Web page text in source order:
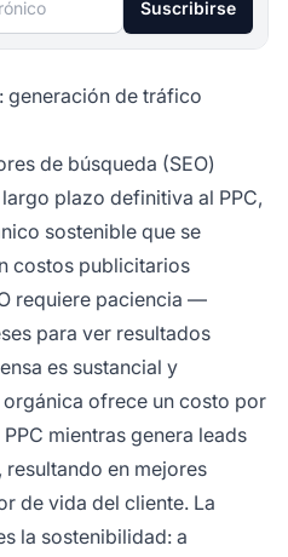
Suscribirse
generación de tráfico
de búsqueda (SEO)
plazo definitiva al PPC,
sostenible que se
costos publicitarios
requiere paciencia —
para ver resultados
es sustancial y
ofrece un costo por
mientras genera leads
en mejores
de vida del cliente. La
la sostenibilidad: a